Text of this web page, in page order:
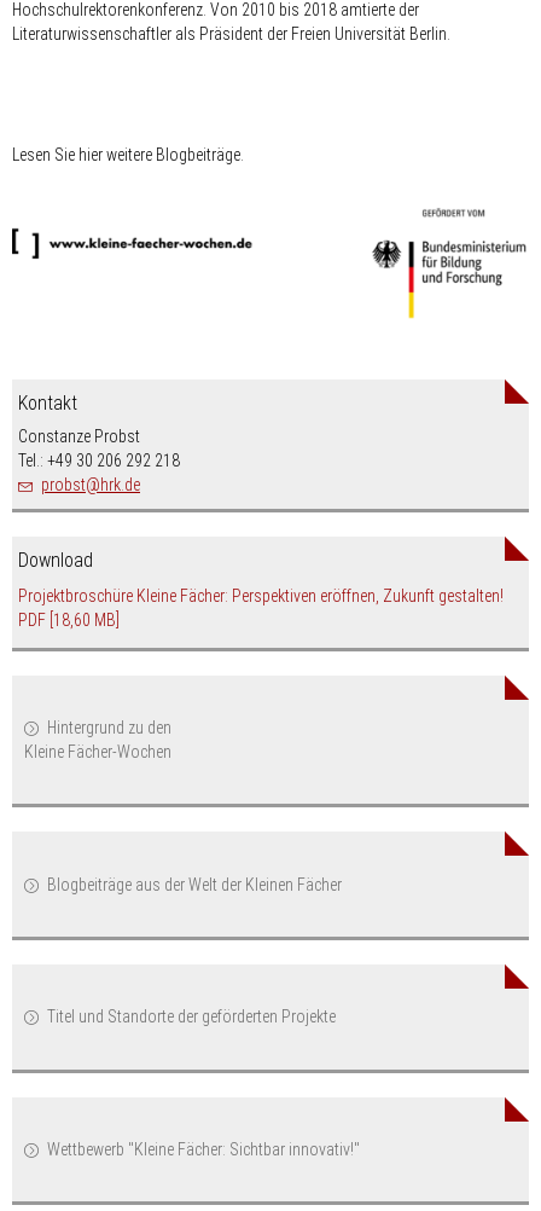
Hochschulrektorenkonferenz. Von 2010 bis 2018 amtierte der
Literaturwissenschaftler als Präsident der Freien Universität Berlin.
Lesen Sie hier weitere Blogbeiträge.
Kontakt
Constanze Probst
Tel.: +49 30 206 292 218
probst
nospam-
hrk.de
Download
Projektbroschüre Kleine Fächer: Perspektiven eröffnen, Zukunft gestalten!
PDF [18,60 MB]
Hintergrund zu den
Kleine Fächer-Wochen
Blogbeiträge aus der Welt der Kleinen Fächer
Titel und Standorte der geförderten Projekte
Wettbewerb "Kleine Fächer: Sichtbar innovativ!"